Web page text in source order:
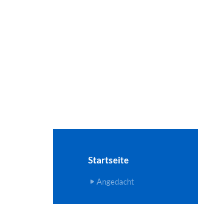
Startseite
Angedacht